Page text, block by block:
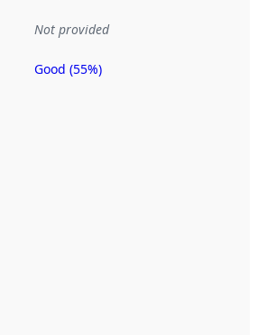
Not provided
Metadata
Good (55%)